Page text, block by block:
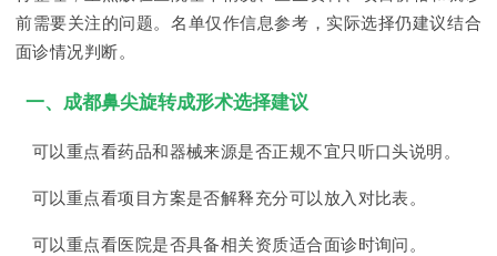
前需要关注的问题。名单仅作信息参考，实际选择仍建议结合
面诊情况判断。
一、成都鼻尖旋转成形术选择建议
可以重点看药品和器械来源是否正规不宜只听口头说明。
可以重点看项目方案是否解释充分可以放入对比表。
可以重点看医院是否具备相关资质适合面诊时询问。